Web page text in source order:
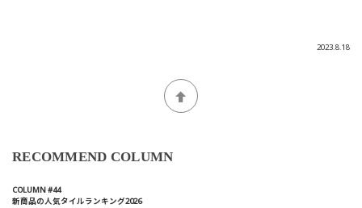
2023.8.18
RECOMMEND COLUMN
COLUMN #44
新商品の人気タイルランキング2026